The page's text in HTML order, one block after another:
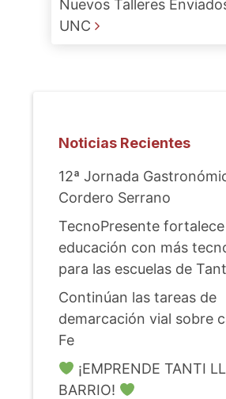
Nuevos Talleres
UNC
Noticias Recientes
12ª Jornada
Cordero Serrano
TecnoPresente fortalece
educación con más
para las escuelas de
Continúan las tareas de
demarcación vial sobre
Fe
¡EMPRENDE TANTI
BARRIO!